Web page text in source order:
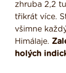
zhruba 2,2
třikrát více.
všimne
Himálaje.
holých